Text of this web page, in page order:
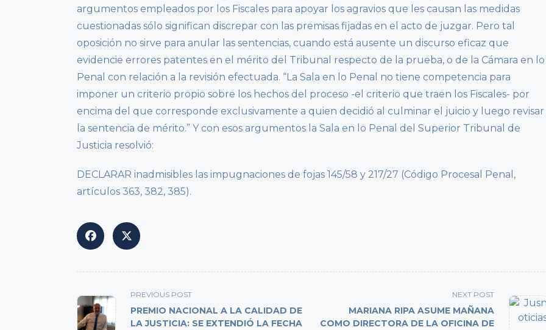
argumentos empleados por los Fiscales para apoyar los agravios que les causan las medidas
cuestionadas sólo significan discrepar con las premisas fijadas en el acto de juzgar. Pero tal
oposición no sirve para anular las sentencias, cuando está ausente un discurso eficaz que
evidencie errores patentes en el mérito del Tribunal respecto de la prueba, o de la Cámara en lo
Penal con relación a la revisión efectuada. “La Sala en lo Penal no tiene competencia para
imponer un criterio propio sobre los hechos del proceso -el criterio que traen los Fiscales- por
encima del que corresponde exclusivamente a quien decidió al culminar el juicio y luego revisar
la sentencia de mérito.” Y con esos argumentos la Sala en lo Penal del Superior Tribunal de
Justicia resolvió:
DECLARAR inadmisibles las impugnaciones de fojas 145/58 y 217/27 (Código Procesal Penal,
artículos 363, 382, 385).
<span
class="nav-
subtitle
PREVIOUS POST
PREMIO NACIONAL A LA CALIDAD DE
LA JUSTICIA: SE EXTENDIÓ LA FECHA
NEXT POST
MARIANA RIPA ASUME MAÑANA
COMO DIRECTORA DE LA OFICINA DE